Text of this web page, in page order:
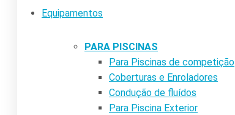
Equipamentos
PARA PISCINAS
Para Piscinas de competição
Coberturas e Enroladores
Condução de fluídos
Para Piscina Exterior